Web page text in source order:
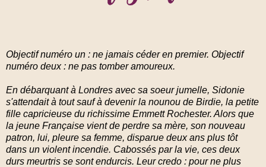
Objectif numéro un : ne jamais céder en premier. Objectif
numéro deux : ne pas tomber amoureux.
En débarquant à Londres avec sa soeur jumelle, Sidonie
s'attendait à tout sauf à devenir la nounou de Birdie, la petite
fille capricieuse du richissime Emmett Rochester. Alors que
la jeune Française vient de perdre sa mère, son nouveau
patron, lui, pleure sa femme, disparue deux ans plus tôt
dans un violent incendie. Cabossés par la vie, ces deux
durs meurtris se sont endurcis. Leur credo : pour ne plus